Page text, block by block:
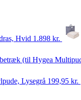
Hvid 1.898 kr.
(til Hygea
Lysegrå 199,95 kr.